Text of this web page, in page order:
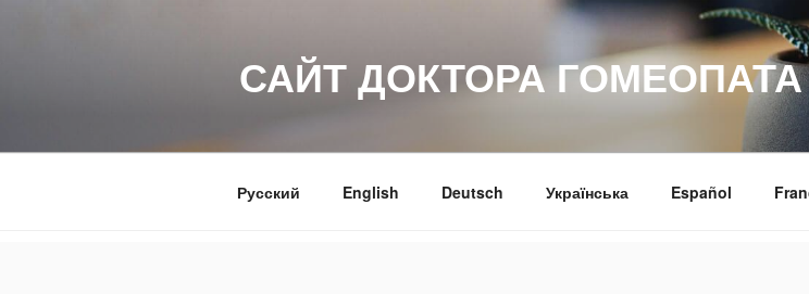
САЙТ ДОКТОРА
Русский English Deutsch Українська Español